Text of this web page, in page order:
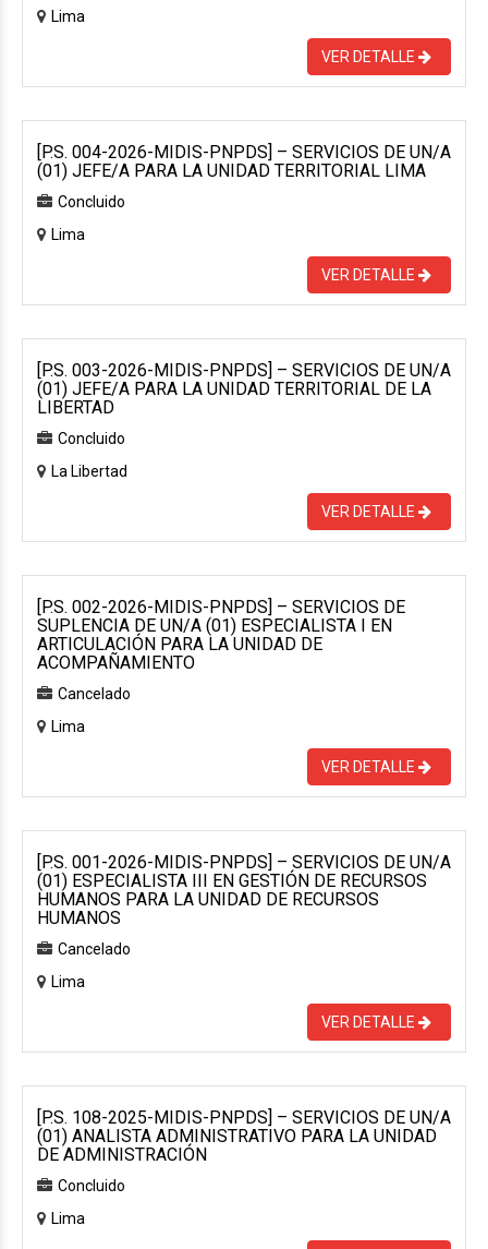
Lima
VER DETALLE
[P.S. 004-2026-MIDIS-PNPDS] – SERVICIOS DE UN/A
(01) JEFE/A PARA LA UNIDAD TERRITORIAL LIMA
Concluido
Lima
VER DETALLE
[P.S. 003-2026-MIDIS-PNPDS] – SERVICIOS DE UN/A
(01) JEFE/A PARA LA UNIDAD TERRITORIAL DE LA
LIBERTAD
Concluido
La Libertad
VER DETALLE
[P.S. 002-2026-MIDIS-PNPDS] – SERVICIOS DE
SUPLENCIA DE UN/A (01) ESPECIALISTA I EN
ARTICULACIÓN PARA LA UNIDAD DE
ACOMPAÑAMIENTO
Cancelado
Lima
VER DETALLE
[P.S. 001-2026-MIDIS-PNPDS] – SERVICIOS DE UN/A
(01) ESPECIALISTA III EN GESTIÓN DE RECURSOS
HUMANOS PARA LA UNIDAD DE RECURSOS
HUMANOS
Cancelado
Lima
VER DETALLE
[P.S. 108-2025-MIDIS-PNPDS] – SERVICIOS DE UN/A
(01) ANALISTA ADMINISTRATIVO PARA LA UNIDAD
DE ADMINISTRACIÓN
Concluido
Lima